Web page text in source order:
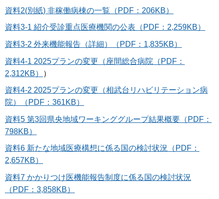
資料2(別紙) 非稼働病棟の一覧（PDF：206KB）
資料3-1 紹介受診重点医療機関の公表（PDF：2,259KB）
資料3-2 外来機能報告（詳細）（PDF：1,835KB）
資料4-1 2025プランの変更（座間総合病院（PDF：
2,312KB）
）
資料4-2 2025プランの変更（相武台リハビリテーション病
院）（PDF：361KB）
資料5 第3回県央地域ワーキンググループ結果概要（PDF：
798KB）
資料6 新たな地域医療構想に係る国の検討状況（PDF：
2,657KB）
資料7 かかりつけ医機能報告制度に係る国の検討状況
（PDF：3,858KB）